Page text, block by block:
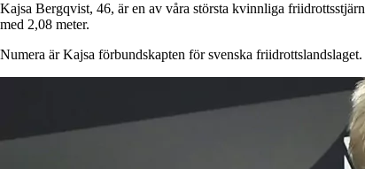
Kajsa Bergqvist, 46, är en av våra största kvinnliga
med 2,08 meter.
Numera är Kajsa förbundskapten för svenska friidrottslandslaget.